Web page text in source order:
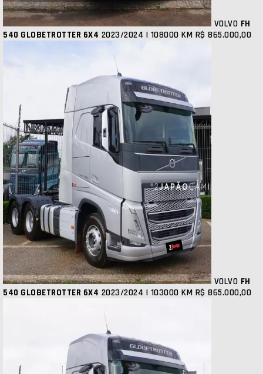
VOLVO FH
540 GLOBETROTTER 6X4 2023/2024 | 108000 KM R$ 865.000,00
VOLVO FH
540 GLOBETROTTER 6X4 2023/2024 | 103000 KM R$ 865.000,00